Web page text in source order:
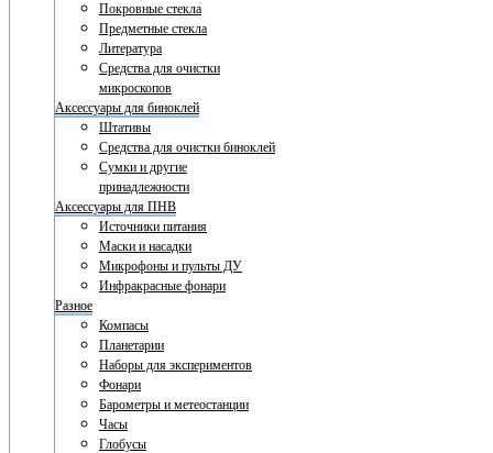
Покровные стекла
Предметные стекла
Литература
Средства для очистки
микроскопов
Аксессуары для биноклей
Штативы
Средства для очистки биноклей
Сумки и другие
принадлежности
Аксессуары для ПНВ
Источники питания
Маски и насадки
Микрофоны и пульты ДУ
Инфракрасные фонари
Разное
Компасы
Планетарии
Наборы для экспериментов
Фонари
Барометры и метеостанции
Часы
Глобусы